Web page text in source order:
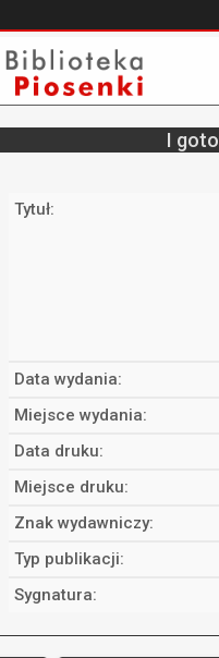
I
Tytuł:
Data wydania:
Miejsce wydania:
Data druku:
Miejsce druku:
Znak wydawniczy:
Typ publikacji:
Sygnatura: